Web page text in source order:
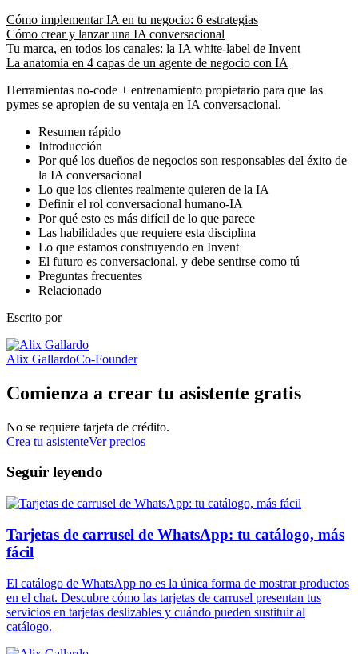
Cómo implementar IA en tu negocio: 6 estrategias
Cómo crear y lanzar una IA conversacional
Tu marca, en todos los canales: la IA white-label de Invent
La anatomía en 4 capas de un agente de negocio con IA
Herramientas no-code + entrenamiento propietario para que las
pymes se apropien de su ventaja en IA conversacional.
Resumen rápido
Introducción
Por qué los dueños de negocios son responsables del éxito de
la IA conversacional
Lo que los clientes realmente quieren de la IA
Definir el rol conversacional humano-IA
Por qué esto es más difícil de lo que parece
Las habilidades que requiere esta disciplina
Lo que estamos construyendo en Invent
El futuro es conversacional, y debe sentirse como tú
Preguntas frecuentes
Relacionado
Escrito por
Alix GallardoCo-Founder
Comienza a crear tu asistente gratis
No se requiere tarjeta de crédito.
Crea tu asistenteVer precios
Seguir leyendo
Tarjetas de carrusel de WhatsApp: tu catálogo, más
fácil
El catálogo de WhatsApp no es la única forma de mostrar productos
en el chat. Descubre cómo las tarjetas de carrusel presentan tus
servicios en tarjetas deslizables y cuándo pueden sustituir al
catálogo.